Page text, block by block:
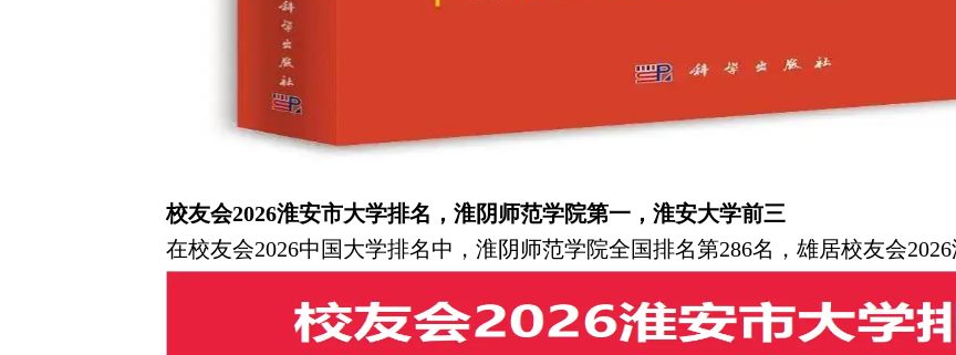
校友会2026淮安市大学排名，淮阴师范学院第一，淮安大学前三
在校友会2026中国大学排名中，淮阴师范学院全国排名第286名，雄居校友会